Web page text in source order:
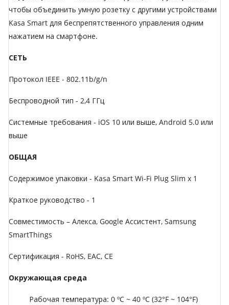
чтобы объединить умную розетку с другими устройствами
Kasa Smart для беспрепятственного управления одним
нажатием на смартфоне.
СЕТЬ
Протокол IEEE - 802.11b/g/n
Беспроводной тип - 2,4 ГГц
Системные требования - iOS 10 или выше, Android 5.0 или
выше
ОБЩАЯ
Содержимое упаковки - Kasa Smart Wi-Fi Plug Slim x 1
Краткое руководство - 1
Совместимость – Алекса, Google Ассистент, Samsung
SmartThings
Сертификация - RoHS, EAC, CE
Окружающая среда
Рабочая температура: 0 ºC ~ 40 ºC (32°F ~ 104°F)